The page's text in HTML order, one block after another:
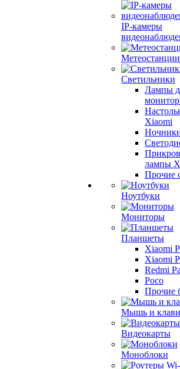
IP-камеры
Метеостанции
Светильники
Лампы
Xiaomi
лампы
Прочие
Ноутбуки
Мониторы
Планшеты
Xiaomi
Xiaomi
Redmi
Poco
Прочие
Мышь и
Видеокарты
Моноблоки